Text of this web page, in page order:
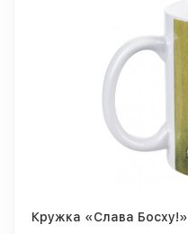
Кружка «Слава Босху!»